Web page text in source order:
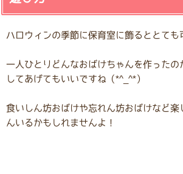
ハロウィンの季節に保育室に飾るととて
一人ひとりどんなおばけちゃんを作ったの
してあげてもいいですね（*^_^*）
食いしん坊おばけや忘れん坊おばけなど楽
んいるかもしれませんよ！